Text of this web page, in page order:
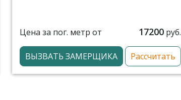
Цена за пог. метр от 17200 руб.
ВЫЗВАТЬ ЗАМЕРЩИКА Рассчитать